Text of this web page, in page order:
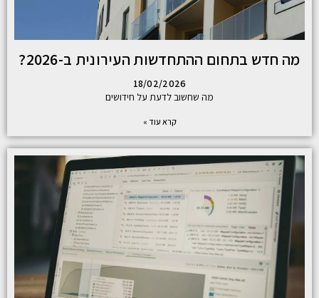
מה חדש בתחום ההתחדשות העירונית ב-2026?
18/02/2026
מה שחשוב לדעת על חידושים
קרא עוד »